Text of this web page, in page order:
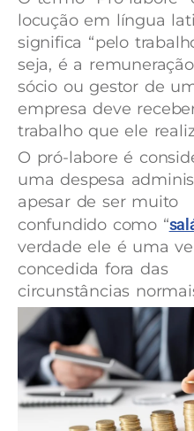
locução em língua
significa “pelo
seja, é a
sócio ou gestor de
empresa deve
trabalho que ele
O pró-labore é
uma despesa
apesar de ser muito
confundido como “
verdade ele é uma
concedida fora das
circunstâncias